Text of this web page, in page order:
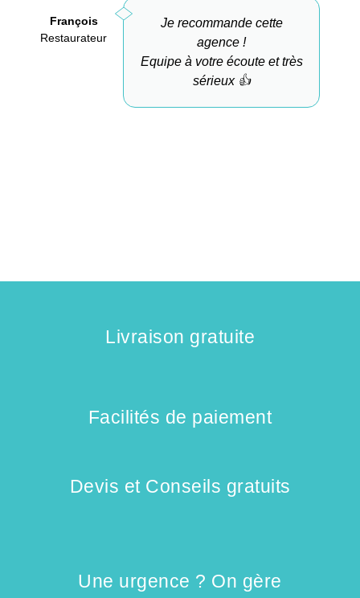
Je recommande cette
agence !
Equipe à votre écoute et très
sérieux 👍
François
Restaurateur
Livraison gratuite
Facilités de paiement
Devis et Conseils gratuits
Une urgence ? On gère